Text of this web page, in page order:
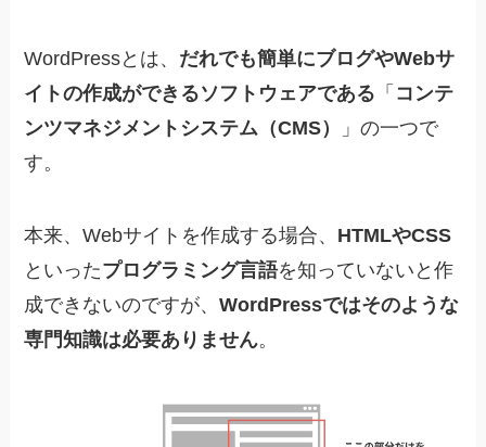
WordPressとは、 だれでも簡単にブログやWebサ
イトの作成ができるソフトウェアである 「 コンテ
ンツマネジメントシステム（CMS）
」の一つで
す。
本来、Webサイトを作成する場合、 HTMLやCSS
といったプログラミング言語を知っていないと作
成できないのですが、WordPressではそのような
専門知識は必要ありません。